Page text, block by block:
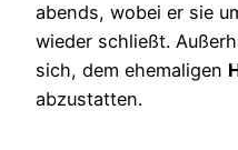
abends, wobei er sie
wieder schließt.
sich, dem ehemaligen
abzustatten.